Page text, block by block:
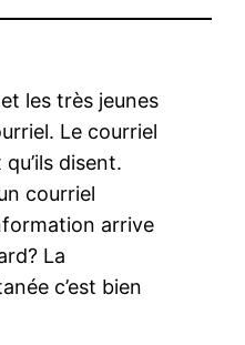
les très jeunes
Le courriel
disent.
courriel
arrive
La
c’est bien